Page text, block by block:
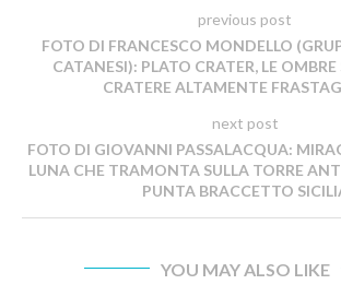
previous post
FOTO DI FRANCESCO MONDELLO
CATANESI): PLATO CRATER, LE
CRATERE ALTAMENTE
next post
FOTO DI GIOVANNI PASSALACQUA:
LUNA CHE TRAMONTA SULLA TORRE
PUNTA BRACCETTO
YOU MAY ALSO LIKE